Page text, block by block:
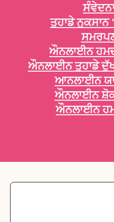
ਤੁਹਾਡੇ ਨੁਕਸਾਨ
ਔਨਲਾਈਨ
ਔਨਲਾਈਨ ਤੁਹਾਡੇ
ਆਨਲਾਈਨ
ਔਨਲਾਈਨ
ਔਨਲਾਈਨ